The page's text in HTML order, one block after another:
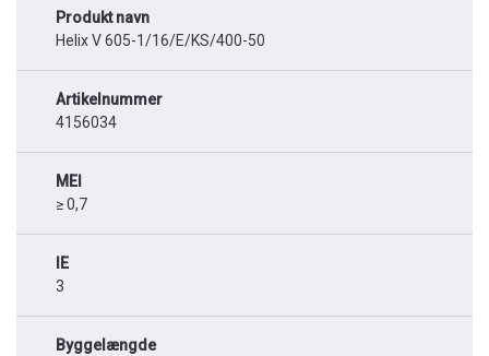
Produkt navn
Helix V 605-1/16/E/KS/400-50
Artikelnummer
4156034
MEI
≥ 0,7
IE
3
Byggelængde